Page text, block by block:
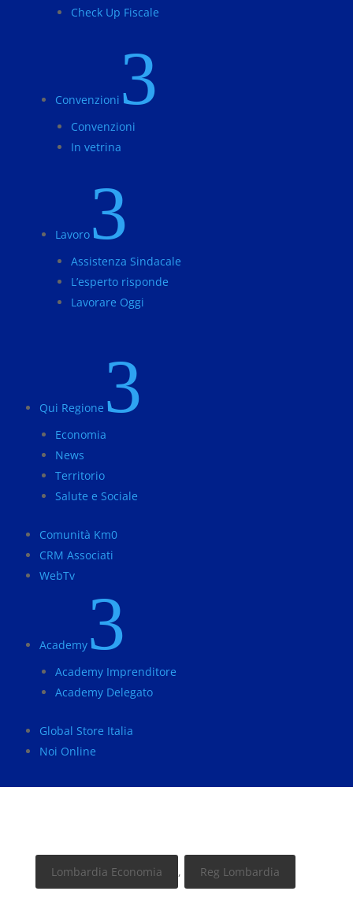
Check Up Fiscale
Convenzioni 3
Convenzioni
In vetrina
Lavoro 3
Assistenza Sindacale
L’esperto risponde
Lavorare Oggi
Qui Regione 3
Economia
News
Territorio
Salute e Sociale
Comunità Km0
CRM Associati
WebTv
Academy 3
Academy Imprenditore
Academy Delegato
Global Store Italia
Noi Online
Lombardia Economia , Reg Lombardia